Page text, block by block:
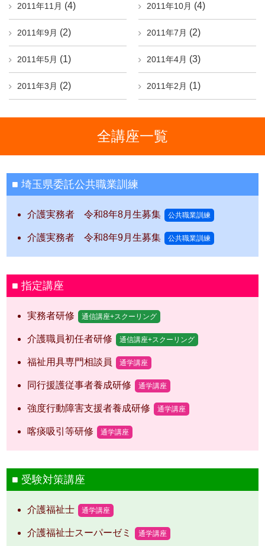
2011年11月 (4) 2011年10月 (4)
2011年9月 (2) 2011年7月 (2)
2011年5月 (1) 2011年4月 (3)
2011年3月 (2) 2011年2月 (1)
全講座一覧
埼玉県委託公共職業訓練
介護実務者 令和8年8月生募集 公共職業訓練
介護実務者 令和8年9月生募集 公共職業訓練
指定講座
実務者研修 通信講座+スクーリング
介護職員初任者研修 通信講座+スクーリング
福祉用具専門相談員 通学講座
同行援護従事者養成研修 通学講座
強度行動障害支援者養成研修 通学講座
喀痰吸引等研修 通学講座
受験対策講座
介護福祉士 通学講座
介護福祉士スーパーゼミ 通学講座